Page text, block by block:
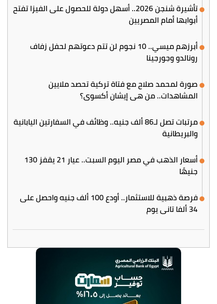
تأشيرة شنجن 2026.. أسهل دولة للحصول على الفيزا تفتح
أبوابها أمام المصريين
أبرزهم ميسي.. 10 نجوم لن تتم دعوتهم لحفل زفاف
رونالدو وجورجينا
صورة لمحمد صلاح مع فتاة تركية تحصد ملايين
المشاهدات.. من هي إيشان أكسوي؟
مرتبات تصل لـ86 ألف جنيه.. وظائف في السفارتين اليابانية
والبريطانية
أسعار الذهب في مصر اليوم السبت.. عيار 21 يقفز 130
جنيهًا
فرصة ذهبية للاستثمار.. أودع 100 ألف جنيه واحصل على
34 ألفا تاني يوم